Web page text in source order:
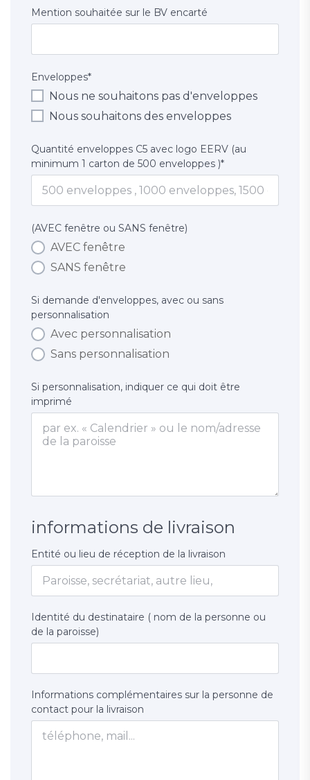
Mention souhaitée sur le BV encarté
Enveloppes*
Nous ne souhaitons pas d'enveloppes
Nous souhaitons des enveloppes
Quantité enveloppes C5 avec logo EERV (au
minimum 1 carton de 500 enveloppes )*
(AVEC fenêtre ou SANS fenêtre)
AVEC fenêtre
SANS fenêtre
Si demande d'enveloppes, avec ou sans
personnalisation
Avec personnalisation
Sans personnalisation
Si personnalisation, indiquer ce qui doit être
imprimé
informations de livraison
Entité ou lieu de réception de la livraison
Identité du destinataire ( nom de la personne ou
de la paroisse)
Informations complémentaires sur la personne de
contact pour la livraison